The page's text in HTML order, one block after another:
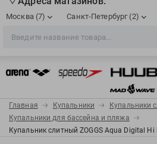
Aqua Sphere
AquaFeel
Aqurun
Москва (7)
Рижская
Войковская/Балтийская, ТЦ
Славянский бульвар , ТЦ
Санкт-Петербург (2)
Сенная пл./Садовая , ТЦ «ПИК»
Обводный канал, ТРК «Лиговъ»
Краснодар
ул. им. Володи Головатого, д. 311
ТЦ «Галерея», 2 этаж
С 10.00 до 22.00
Телефон магазина: 8 (861) 204-20-01
Главная Купальники
Купальники
Купальники для бассейна и пляжа
Купальник слитный ZOGGS Aqua Digital Hi